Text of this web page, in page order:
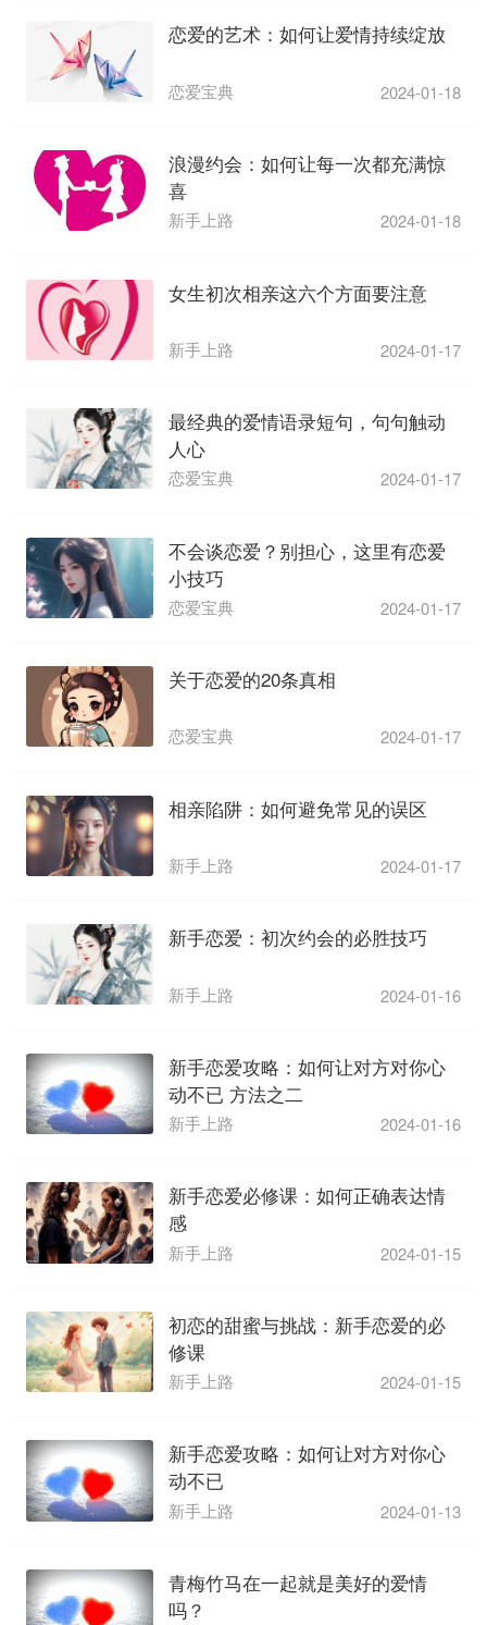
恋爱的艺术：如何让爱情持续绽放
恋爱宝典 2024-01-18
浪漫约会：如何让每一次都充满惊
喜
新手上路 2024-01-18
女生初次相亲这六个方面要注意
新手上路 2024-01-17
最经典的爱情语录短句，句句触动
人心
恋爱宝典 2024-01-17
不会谈恋爱？别担心，这里有恋爱
小技巧
恋爱宝典 2024-01-17
关于恋爱的20条真相
恋爱宝典 2024-01-17
相亲陷阱：如何避免常见的误区
新手上路 2024-01-17
新手恋爱：初次约会的必胜技巧
新手上路 2024-01-16
新手恋爱攻略：如何让对方对你心
动不已 方法之二
新手上路 2024-01-16
新手恋爱必修课：如何正确表达情
感
新手上路 2024-01-15
初恋的甜蜜与挑战：新手恋爱的必
修课
新手上路 2024-01-15
新手恋爱攻略：如何让对方对你心
动不已
新手上路 2024-01-13
青梅竹马在一起就是美好的爱情
吗？